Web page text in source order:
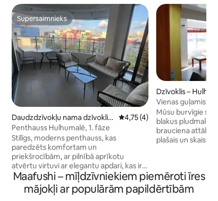
Supersaimnieks
Supersaimnieks
Daudzdzīvokļu nama dzīvoklis
– Hulhumalé
Vidējais vērtējums: 4,75 no 5,
4,75 (4)
Penthauss Hulhumalē, 1. fāze
Stilīgs, moderns penthauss, kas
paredzēts komfortam un
priekšrocībām, ar pilnībā aprīkotu
atvērtu virtuvi ar elegantu apdari, kas ir
ideāli piemērota ēdiena gatavošanai vai
viesu uzņemšanai. Telpās ir divas plašas
guļamistabas, un katrai no tām ir
Dzīvoklis –
Vienas
Beachfront+
Mūsu burvīgie
blakus pludmalei
brauciena
plašais un skaisti
ēdināšanas
palīdzība? Vēl
izkāpšana lidostā
Maafushi – mīļdzīvniekiem piemēroti īres
mājokļi ar populārām papildērtībām